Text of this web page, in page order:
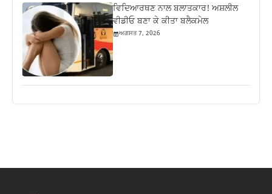
ਵਿਦਿਆਰਥਣ ਨਾਲ ਬਲਾਤਕਾਰ! ਅਸ਼ਲੀਲ
ਵੀਡੀਓ ਬਣਾ ਕੇ ਕੀਤਾ ਬਲੈਕਮੇਲ
ਅਗਸਤ 7, 2026